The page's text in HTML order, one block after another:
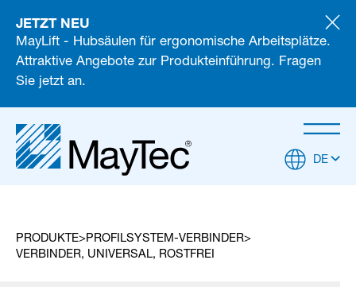
JETZT NEU
MayLift - Hubsäulen für ergonomische Arbeitsplätze.
Attraktive Angebote zur Produkteinführung. Fragen
Sie jetzt an.
DE
PRODUKTE
PROFILSYSTEM-VERBINDER
VERBINDER, UNIVERSAL, ROSTFREI